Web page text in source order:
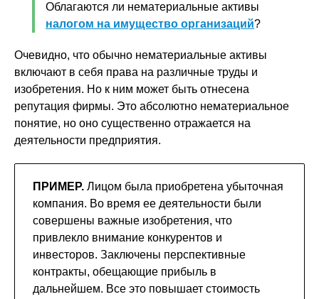
Облагаются ли нематериальные активы
налогом на имущество организаций?
Очевидно, что обычно нематериальные активы
включают в себя права на различные труды и
изобретения. Но к ним может быть отнесена
репутация фирмы. Это абсолютно нематериальное
понятие, но оно существенно отражается на
деятельности предприятия.
ПРИМЕР. Лицом была приобретена убыточная
компания. Во время ее деятельности были
совершены важные изобретения, что
привлекло внимание конкурентов и
инвесторов. Заключены перспективные
контракты, обещающие прибыль в
дальнейшем. Все это повышает стоимость